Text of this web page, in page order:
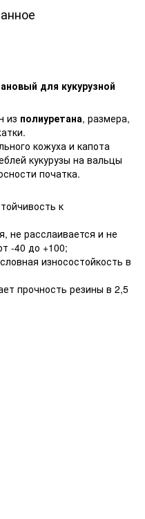
для кукурузной
из полиуретана, размера,
кожуха и капота
кукурузы на вальцы
початка.
к
не расслаивается и не
-40 до +100;
износостойкость в
прочность резины в 2,5